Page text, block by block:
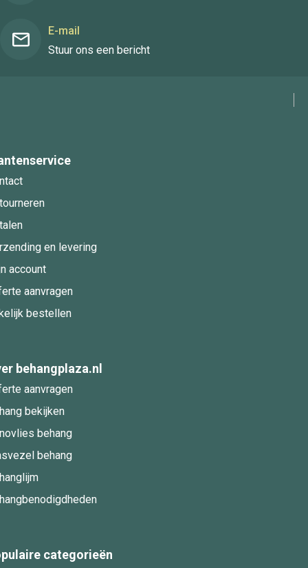
E-mail
Stuur ons een bericht
en levering
account
aanvragen
bestellen
behangplaza.nl
aanvragen
bekijken
behang
behang
categorieën